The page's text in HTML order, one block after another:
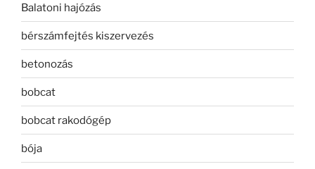
Balatoni hajózás
bérszámfejtés kiszervezés
betonozás
bobcat
bobcat rakodógép
bója